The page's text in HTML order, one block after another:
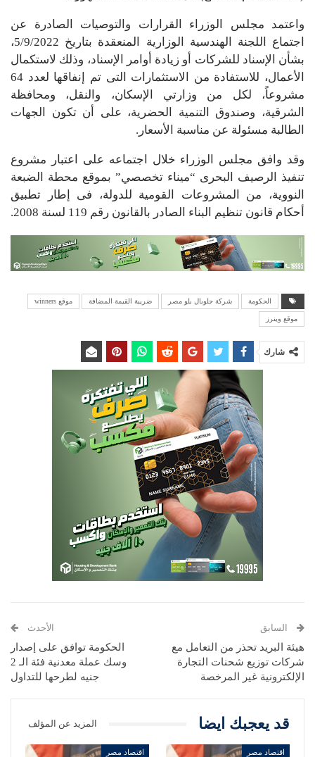
واعتمد مجلس الوزراء القرارات والتوصيات الصادرة عن
اجتماع اللجنة الهندسية الوزارية المنعقدة بتاريخ 5/9/2022،
بشأن الإسناد للشركات أو زيادة أوامر الإسناد، وذلك لاستكمال
الأعمال، للاستفادة من الاستثمارات التى تم إنفاقها لعدد 64
مشروعاً، لكل من وزارتي الإسكان، والنقل، ومحافظة
الشرقية، وصندوق التنمية الحضرية، على أن تكون الجهات
الطالبة مسئولة عن مناسبة الأسعار.
وقد وافق مجلس الوزراء خلال اجتماعه على اعتبار مشروع
تنفيذ الرصيف البحرى “ميناء تخصصي” بموقع محطة الضبعة
النووية، من المشروعات القومية للدولة، فى إطار تطبيق
أحكام قانون تنظيم البناء الصادر بالقانون رقم 119 لسنة 2008.
الحكومة شركة جلوبال بلو مصر ضريبة القيمة المضافة موقع winners
موقع وينرز
شارك
السابق
هيئة البريد تحذر من التعامل مع
شركات توزيع شحنات التجارة
الإلكترونية غير المرخصة
الأحدث
الحكومة توافق على إصدار
وسك عملة معدنية فئة الـ 2
جنيه لطرحها للتداول
قد يعجبك ايضا المزيد عن المؤلف
اقتصاد مصر اقتصاد مصر